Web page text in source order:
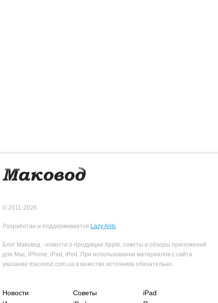
© 2011-2026
Разработан и поддерживается Lazy Ants
Блог Маковод - новости о продукции Apple, советы и обзоры приложений
для Mac, iPhone, iPad, iPod. При использовании материалов с сайта
указание macovod.com.ua в качестве источника обязательно.
Новости Советы
iPad